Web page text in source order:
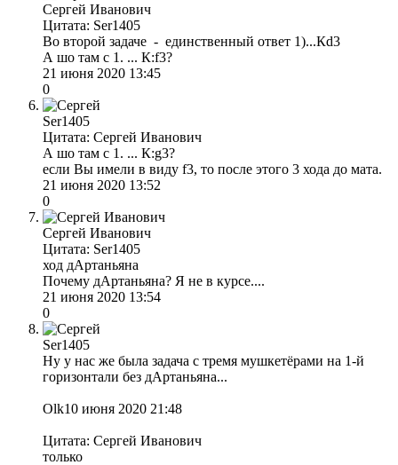
Сергей Иванович
Цитата: Ser1405
Во второй задаче - единственный ответ 1)...Кd3
А шо там с 1. ... К:f3?
21 июня 2020 13:45
0
Ser1405
Цитата: Сергей Иванович
А шо там с 1. ... К:g3?
если Вы имели в виду f3, то после этого 3 хода до мата.
21 июня 2020 13:52
0
Сергей Иванович
Цитата: Ser1405
ход дАртаньяна
Почему дАртаньяна? Я не в курсе....
21 июня 2020 13:54
0
Ser1405
Ну у нас же была задача с тремя мушкетёрами на 1-й
горизонтали без дАртаньяна...
Olk10 июня 2020 21:48
Цитата: Сергей Иванович
только